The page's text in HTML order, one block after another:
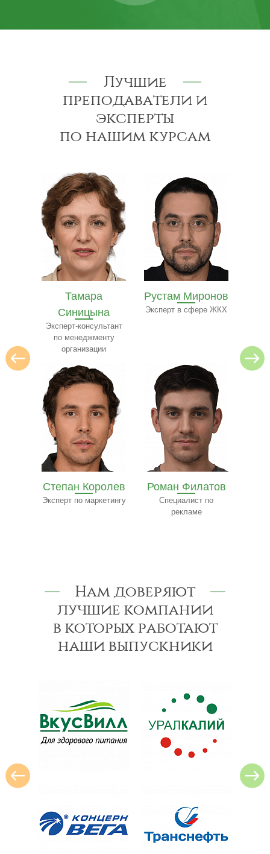
Лучшие
преподаватели и
эксперты
по нашим курсам
Рустам Миронов
Эксперт в сфере ЖКХ
Роман Филатов
Специалист по
Полина Ильина
Преподаватель
Павел
Трофимов
Эксперт-консультант
Нам доверяют
лучшие компании
в которых работают
наши выпускники